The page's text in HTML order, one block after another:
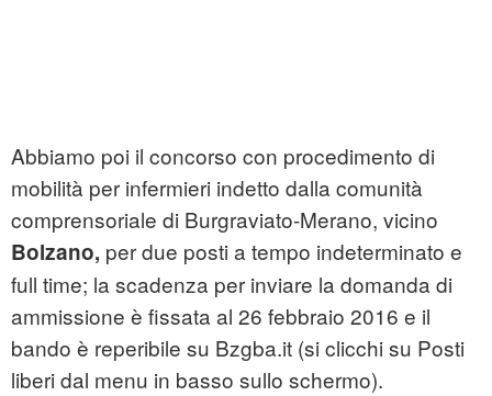
Abbiamo poi il concorso con procedimento di
mobilità per infermieri indetto dalla comunità
comprensoriale di Burgraviato-Merano, vicino
Bolzano, per due posti a tempo indeterminato e
full time; la scadenza per inviare la domanda di
ammissione è fissata al 26 febbraio 2016 e il
bando è reperibile su Bzgba.it (si clicchi su Posti
liberi dal menu in basso sullo schermo).